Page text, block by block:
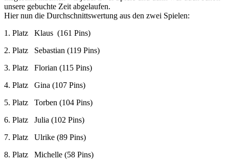
unsere gebuchte Zeit abgelaufen.
Hier nun die Durchschnittswertung aus den zwei Spielen:
1. Platz Klaus (161 Pins)
2. Platz Sebastian (119 Pins)
3. Platz Florian (115 Pins)
4. Platz Gina (107 Pins)
5. Platz Torben (104 Pins)
6. Platz Julia (102 Pins)
7. Platz Ulrike (89 Pins)
8. Platz Michelle (58 Pins)